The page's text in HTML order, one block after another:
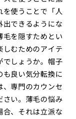
使うことで「人
出できるようにな
を隠すためとい
しむためのアイテ
でしょうか。帽子
良い気分転換に
専門のカウンセ
さい。薄毛の悩み
合、それは立派な